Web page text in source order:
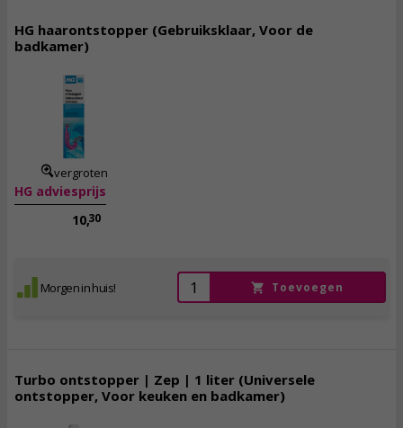
HG haarontstopper (Gebruiksklaar, Voor de
badkamer)
vergroten
HG adviesprijs
10,30
Morgen in huis! Toevoegen
Turbo ontstopper | Zep | 1 liter (Universele
ontstopper, Voor keuken en badkamer)